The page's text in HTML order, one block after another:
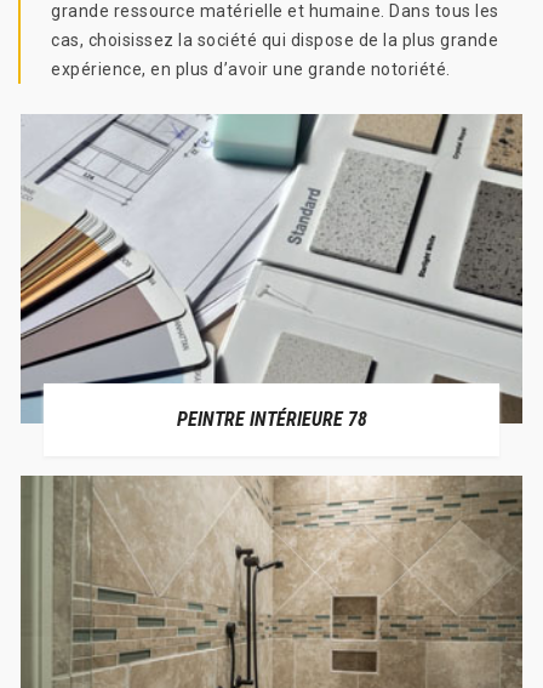
grande ressource matérielle et humaine. Dans tous les
cas, choisissez la société qui dispose de la plus grande
expérience, en plus d’avoir une grande notoriété.
PEINTRE INTÉRIEURE 78